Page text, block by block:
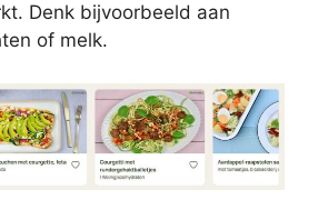
Denk bijvoorbeeld aan
of melk.